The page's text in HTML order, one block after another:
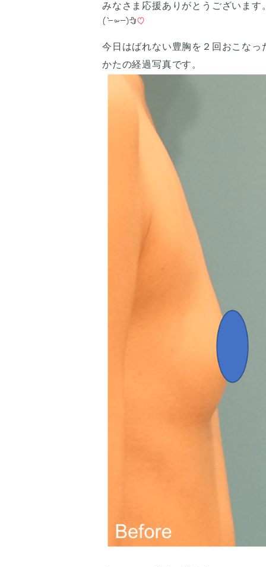
みなさま応援ありがとうございます
今日はばれない豊胸を２回おこなっ
かたの経過写真です。